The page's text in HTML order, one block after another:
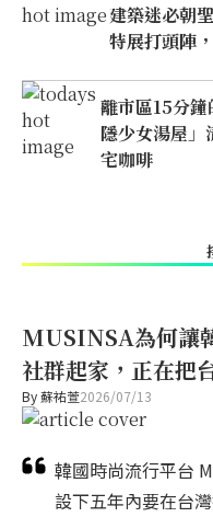
建築迷必朝
特展打頭陣
離市區15分
隱少女湯屋」
宅咖啡
MUSINSA為何讓
社群起家，正在把
By蘇祐萱2026/07/13
韓國時尚流行平台
設下五年內要在台